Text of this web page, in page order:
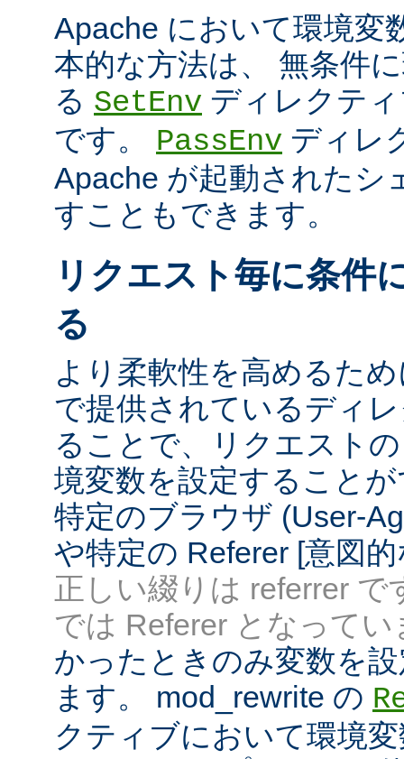
Apache において環境変
本的な方法は、 無条件
る SetEnv ディレクテ
です。 PassEnv ディレ
Apache が起動されたシ
すこともできます。
リクエスト毎に条件
る
より柔軟性を高めるた
で提供されているディ
ることで、リクエスト
境変数を設定すること
特定のブラウザ (User-
や特定の Referer [意図
正しい綴りは referrer で
では Referer となってい
かったときのみ変数を
ます。 mod_rewrite の
クティブにおいて環境